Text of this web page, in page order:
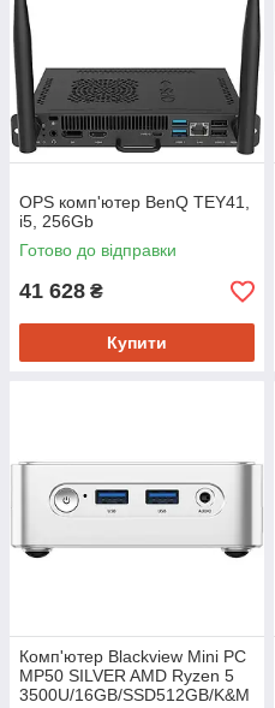
OPS комп'ютер BenQ TEY41,
i5, 256Gb
Готово до відправки
41 628 ₴
Купити
Комп'ютер Blackview Mini PC
MP50 SILVER AMD Ryzen 5
3500U/16GB/SSD512GB/K&M